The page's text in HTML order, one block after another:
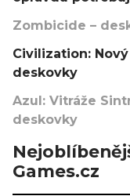
Zombicide –
Civilization:
deskovky
Azul: Vitráže
deskovky
Games.cz